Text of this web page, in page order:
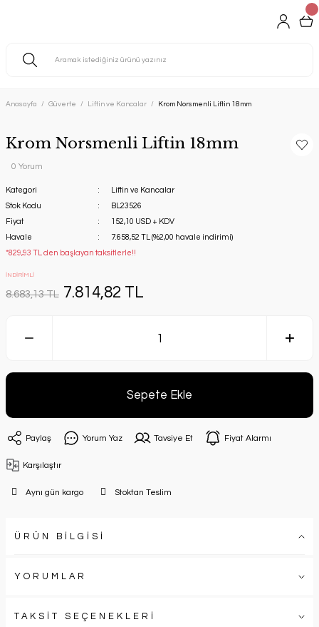
Anasayfa Güverte Liftin ve Kancalar Krom Norsmenli Liftin 18mm
Krom Norsmenli Liftin 18mm
0 Yorum
Kategori
Liftin ve Kancalar
Stok Kodu
BL23526
Fiyat
152,10 USD + KDV
Havale
7.658,52 TL (%2,00 havale indirimi)
*829,93 TL den başlayan taksitlerle!!
İNDİRİMLİ
8.683,13 TL 7.814,82 TL
Sepete Ekle
Paylaş Yorum Yaz Tavsiye Et Fiyat Alarmı
Karşılaştır
Aynı gün kargo Stoktan Teslim
ÜRÜN BİLGİSİ
YORUMLAR
TAKSİT SEÇENEKLERİ